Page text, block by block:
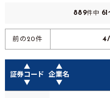
889件中
前の20件
▲
証券コード
▼
▲
企業名
▼